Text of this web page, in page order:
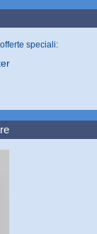
speciali: